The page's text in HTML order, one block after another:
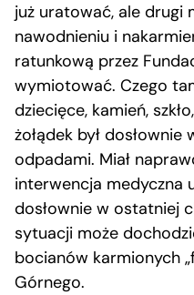
już uratować, ale drugi
nawodnieniu i
ratunkową przez
wymiotować. Czego
dziecięce, kamień,
żołądek był
odpadami. Miał
interwencja medyczna
dosłownie w ostatniej
sytuacji może
bocianów karmionych
Górnego.